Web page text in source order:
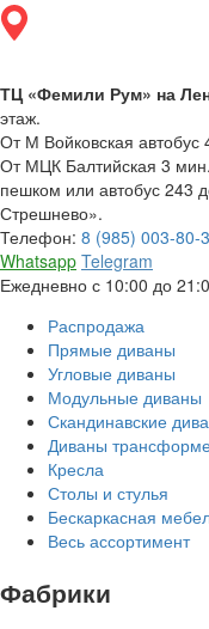
ТЦ «Фемили Рум» на
этаж.
От М Войковская автобус
От МЦК Балтийская 3
пешком или автобус 243
Стрешнево».
Телефон: 8 (985) 003-80-
Whatsapp Telegram
Ежедневно с 10:00 до
Распродажа
Прямые диваны
Угловые диваны
Модульные диваны
Скандинавские
Диваны
Кресла
Столы и стулья
Бескаркасная
Весь ассортимент
Фабрики